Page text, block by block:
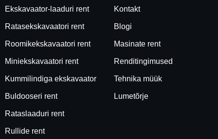
Ekskavaator-laaduri rent
Ratasekskavaatori rent
Roomikekskavaatori rent
Miniekskavaatori rent
Kummilindiga ekskavaator
Buldooseri rent
Rataslaaduri rent
Rullide rent
Kontakt
Blogi
Masinate rent
Renditingimused
Tehnika müük
Lumetõrje